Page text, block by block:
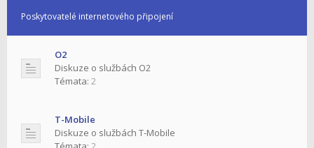
Poskytovatelé internetového připojení
O2
Diskuze o službách O2
Témata: 2
T-Mobile
Diskuze o službách T-Mobile